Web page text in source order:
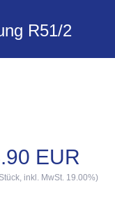
R51/2
EUR
inkl. MwSt. 19.00%)